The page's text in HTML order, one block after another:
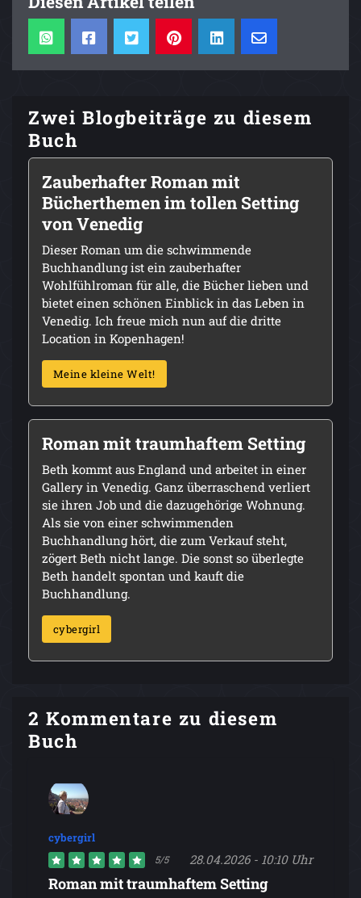
Zwei Blogbeiträge zu diesem
Buch
Zauberhafter Roman mit
Bücherthemen im tollen Setting
von Venedig
Dieser Roman um die schwimmende
Buchhandlung ist ein zauberhafter
Wohlfühlroman für alle, die Bücher lieben und
bietet einen schönen Einblick in das Leben in
Venedig. Ich freue mich nun auf die dritte
Location in Kopenhagen!
Meine kleine Welt!
Roman mit traumhaftem Setting
Beth kommt aus England und arbeitet in einer
Gallery in Venedig. Ganz überraschend verliert
sie ihren Job und die dazugehörige Wohnung.
Als sie von einer schwimmenden
Buchhandlung hört, die zum Verkauf steht,
zögert Beth nicht lange. Die sonst so überlegte
Beth handelt spontan und kauft die
Buchhandlung.
cybergirl
2 Kommentare zu diesem
Buch
cybergirl
5/5 28.04.2026 - 10:10 Uhr
Roman mit traumhaftem Setting